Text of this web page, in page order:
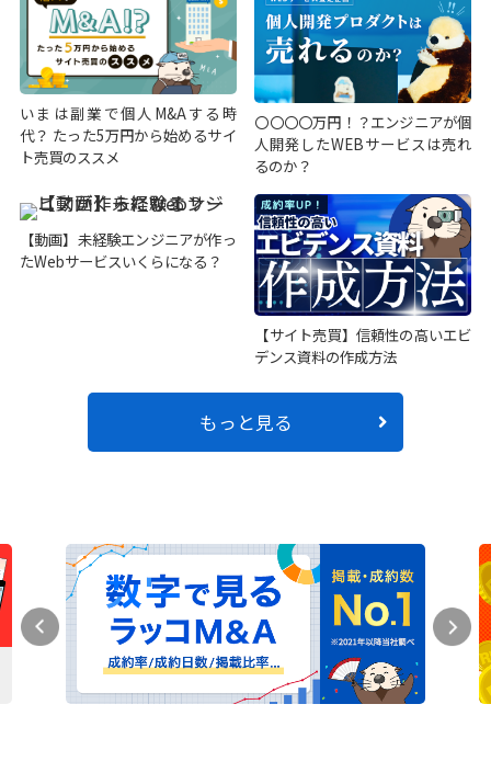
いまは副業で個人M&Aする時
代？ たった5万円から始めるサイ
ト売買のススメ
〇〇〇〇万円！？エンジニアが個
人開発したWEBサービスは売れ
るのか？
【動画】未経験エンジニアが作っ
たWebサービスいくらになる？
【サイト売買】信頼性の高いエビ
デンス資料の作成方法
もっと見る